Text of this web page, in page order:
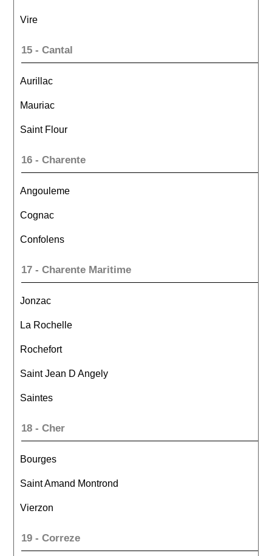
Vire
15 - Cantal
Aurillac
Mauriac
Saint Flour
16 - Charente
Angouleme
Cognac
Confolens
17 - Charente Maritime
Jonzac
La Rochelle
Rochefort
Saint Jean D Angely
Saintes
18 - Cher
Bourges
Saint Amand Montrond
Vierzon
19 - Correze